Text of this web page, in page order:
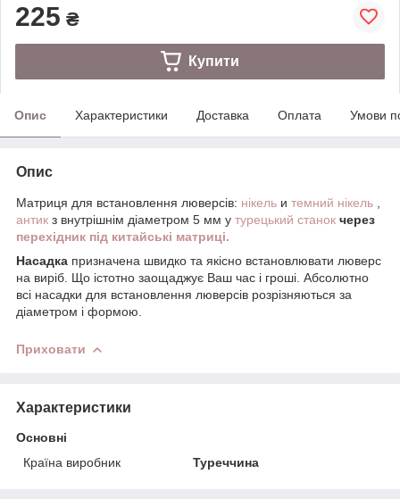
225 ₴
Купити
Опис Характеристики Доставка Оплата Умови
Опис
Матриця для встановлення люверсів: нікель и темний нікель
антик з внутрішнім діаметром 5 мм у турецький станок через
перехідник під китайські матриці.
Насадка призначена швидко та якісно встановлювати люверс
на виріб. Що істотно заощаджує Ваш час і гроші. Абсолютно
всі насадки для встановлення люверсів розрізняються за
діаметром і формою.
Приховати
Характеристики
Основні
Країна виробник
Туреччина